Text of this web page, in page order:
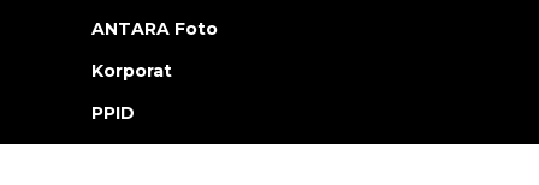
ANTARA Foto
Korporat
PPID